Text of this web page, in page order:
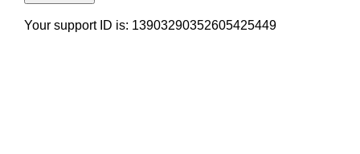
Your support ID is: 13903290352605425449